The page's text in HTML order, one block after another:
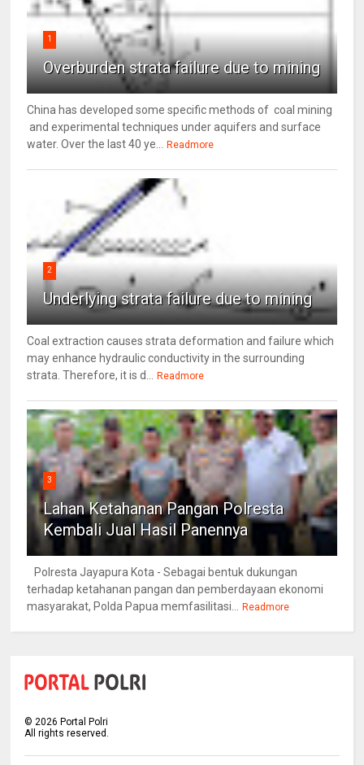
1
Overburden strata failure due to mining
China has developed some specific methods of coal mining
and experimental techniques under aquifers and surface
water. Over the last 40 ye... Readmore
2
Underlying strata failure due to mining
Coal extraction causes strata deformation and failure which
may enhance hydraulic conductivity in the surrounding
strata. Therefore, it is d... Readmore
3
Lahan Ketahanan Pangan Polresta
Kembali Jual Hasil Panennya
Polresta Jayapura Kota - Sebagai bentuk dukungan
terhadap ketahanan pangan dan pemberdayaan ekonomi
masyarakat, Polda Papua memfasilitasi... Readmore
©2026 Portal Polri
All rights reserved.